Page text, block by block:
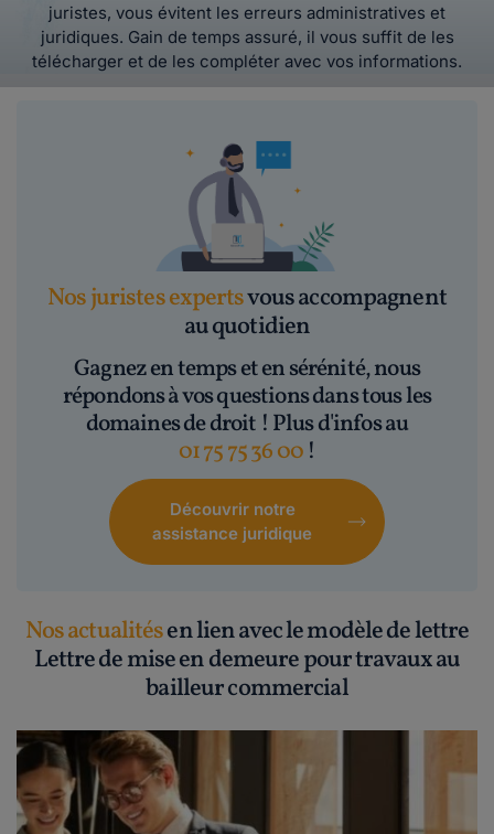
juristes, vous évitent les erreurs administratives et
juridiques. Gain de temps assuré, il vous suffit de les
télécharger et de les compléter avec vos informations.
Nos juristes expertsvous accompagnent
au quotidien
Gagnez en temps et en sérénité, nous
répondons à vos questions dans tous les
domaines de droit ! Plus d'infos au
01 75 75 36 00 !
Découvrir notre
assistance juridique
Nos actualitésen lien avec le modèle de lettre
Lettre de mise en demeure pour travaux au
bailleur commercial